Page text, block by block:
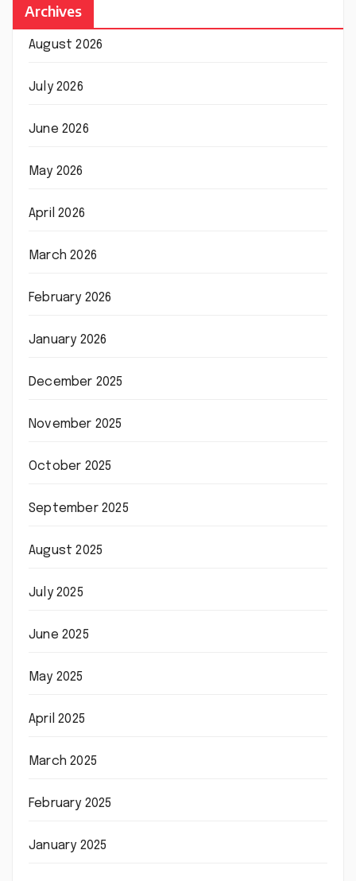
Archives
August 2026
July 2026
June 2026
May 2026
April 2026
March 2026
February 2026
January 2026
December 2025
November 2025
October 2025
September 2025
August 2025
July 2025
June 2025
May 2025
April 2025
March 2025
February 2025
January 2025